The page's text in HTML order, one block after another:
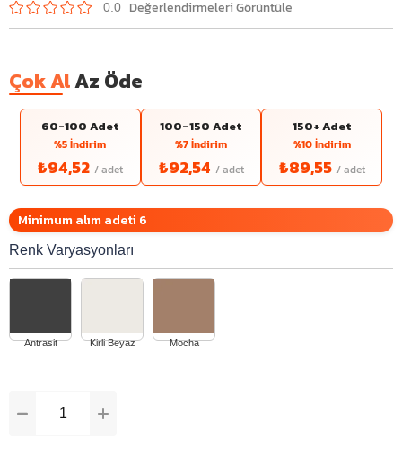
0.0
Çok AlAz Öde
60-100 Adet
%5 İndirim
₺94,52
100–150 Adet
%7 İndirim
₺92,54
150+ Adet
%10 İndirim
₺89,55
Minimum alım adeti 6
Renk Varyasyonları